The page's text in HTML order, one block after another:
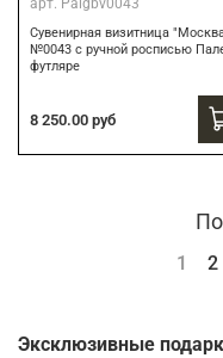
арт. Palgbv0043
Сувенирная визитница
№0043 с ручной росписью
футляре
8 250.00 руб
1 2
Эксклюзивные